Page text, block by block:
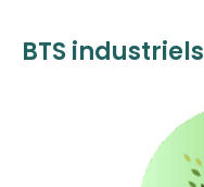
BTS industriels